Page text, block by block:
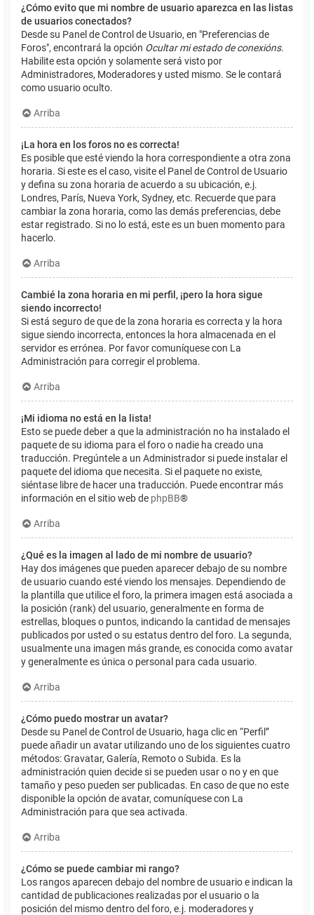
¿Cómo evito que mi nombre de usuario aparezca en las listas
de usuarios conectados?
Desde su Panel de Control de Usuario, en "Preferencias de
Foros", encontrará la opción Ocultar mi estado de conexións.
Habilite esta opción y solamente será visto por
Administradores, Moderadores y usted mismo. Se le contará
como usuario oculto.
Arriba
¡La hora en los foros no es correcta!
Es posible que esté viendo la hora correspondiente a otra zona
horaria. Si este es el caso, visite el Panel de Control de Usuario
y defina su zona horaria de acuerdo a su ubicación, e.j.
Londres, París, Nueva York, Sydney, etc. Recuerde que para
cambiar la zona horaria, como las demás preferencias, debe
estar registrado. Si no lo está, este es un buen momento para
hacerlo.
Arriba
Cambié la zona horaria en mi perfil, ¡pero la hora sigue
siendo incorrecto!
Si está seguro de que de la zona horaria es correcta y la hora
sigue siendo incorrecta, entonces la hora almacenada en el
servidor es errónea. Por favor comuníquese con La
Administración para corregir el problema.
Arriba
¡Mi idioma no está en la lista!
Esto se puede deber a que la administración no ha instalado el
paquete de su idioma para el foro o nadie ha creado una
traducción. Pregúntele a un Administrador si puede instalar el
paquete del idioma que necesita. Si el paquete no existe,
siéntase libre de hacer una traducción. Puede encontrar más
información en el sitio web de phpBB®
Arriba
¿Qué es la imagen al lado de mi nombre de usuario?
Hay dos imágenes que pueden aparecer debajo de su nombre
de usuario cuando esté viendo los mensajes. Dependiendo de
la plantilla que utilice el foro, la primera imagen está asociada a
la posición (rank) del usuario, generalmente en forma de
estrellas, bloques o puntos, indicando la cantidad de mensajes
publicados por usted o su estatus dentro del foro. La segunda,
usualmente una imagen más grande, es conocida como avatar
y generalmente es única o personal para cada usuario.
Arriba
¿Cómo puedo mostrar un avatar?
Desde su Panel de Control de Usuario, haga clic en “Perfil”
puede añadir un avatar utilizando uno de los siguientes cuatro
métodos: Gravatar, Galería, Remoto o Subida. Es la
administración quien decide si se pueden usar o no y en que
tamaño y peso pueden ser publicadas. En caso de que no este
disponible la opción de avatar, comuníquese con La
Administración para que sea activada.
Arriba
¿Cómo se puede cambiar mi rango?
Los rangos aparecen debajo del nombre de usuario e indican la
cantidad de publicaciones realizadas por el usuario o la
posición del mismo dentro del foro, e.j. moderadores y